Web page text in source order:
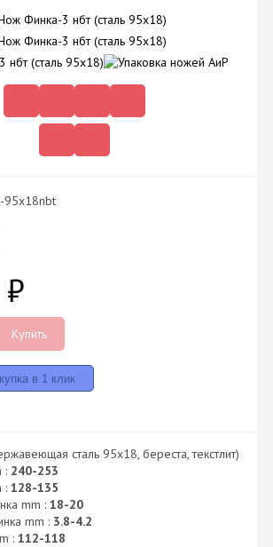
95x18nbt
₽
Купить
сталь 95x18, береста, текстлит)
: 240-253
: 128-135
mm : 18-20
mm : 3.8-4.2
: 112-118